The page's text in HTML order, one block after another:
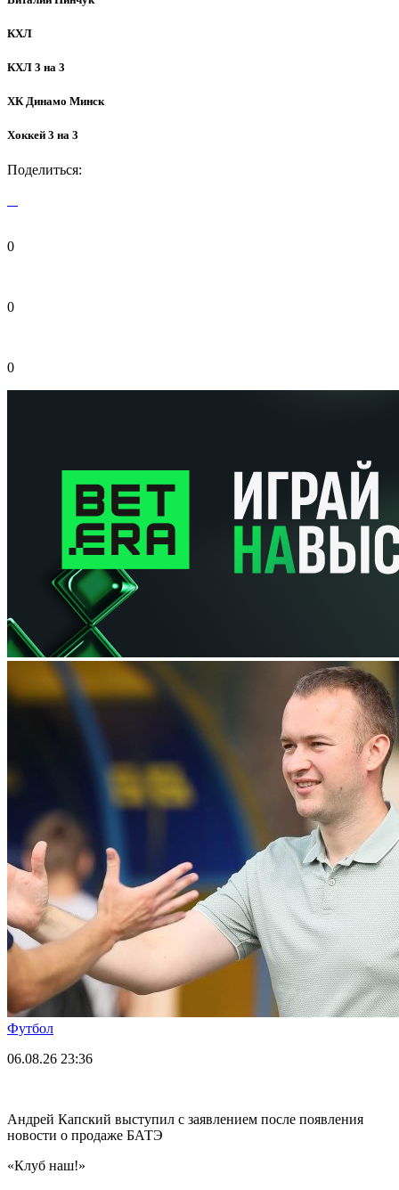
КХЛ
КХЛ 3 на 3
ХК Динамо Минск
Хоккей 3 на 3
Поделиться:
0
0
0
Футбол
06.08.26 23:36
Андрей Капский выступил с заявлением после появления
новости о продаже БАТЭ
«Клуб наш!»